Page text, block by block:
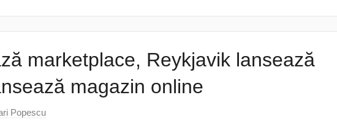
marketplace, Reykjavik lansează
magazin online
Popescu